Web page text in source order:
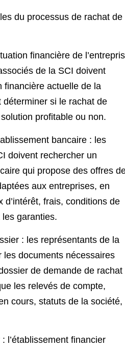
du processus de rachat de
financière de
de la SCI doivent
financière actuelle de la
déterminer si le rachat de
profitable ou non.
bancaire : les
doivent rechercher un
qui propose des offres
aux entreprises, en
d’intérêt, frais, conditions de
garanties.
: les représentants de la
les documents nécessaires
de demande de rachat
les relevés de compte,
cours, statuts de la société,
: l’établissement financier